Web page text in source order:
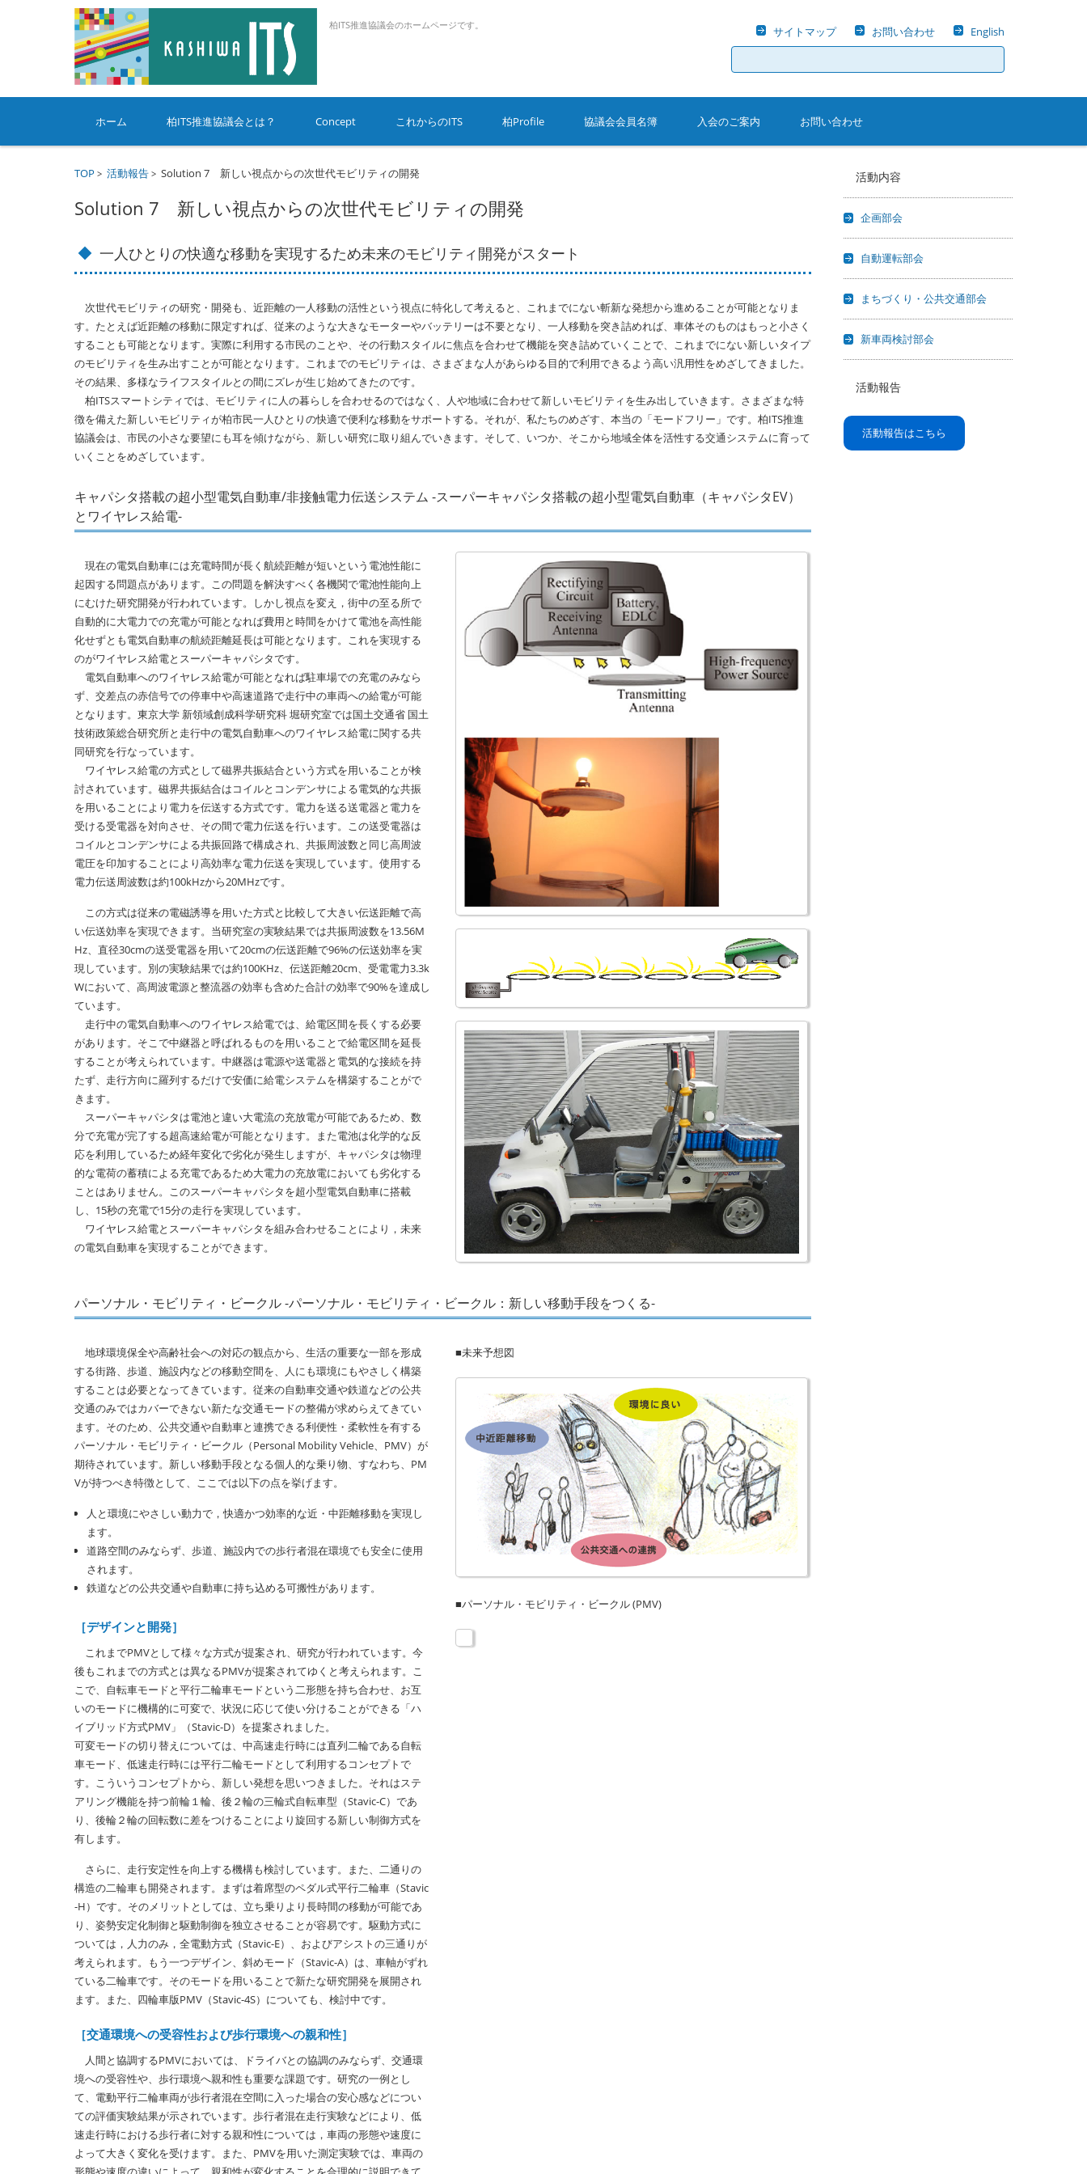
柏ITS推進協議会のホームページです。 サイトマップ お問い合わせ
English
検
索:
コンテンツに移動
ホーム
柏ITS推進協議会とは？ Concept これからのITS 柏Profile 協議会会員名簿 入会のご案内 お問い合わせ
TOP > 活動報告 > Solution 7 新しい視点からの次世代モビリティの開発
Solution 7 新しい視点からの次世代モビリティの開発
一人ひとりの快適な移動を実現するため未来のモビリティ開発がスタート
次世代モビリティの研究・開発も、近距離の一人移動の活性という視点に特化して考えると、これまでにない斬新な発想から進めることが可能となりま
す。たとえば近距離の移動に限定すれば、従来のような大きなモーターやバッテリーは不要となり、一人移動を突き詰めれば、車体そのものはもっと小さく
することも可能となります。実際に利用する市民のことや、その行動スタイルに焦点を合わせて機能を突き詰めていくことで、これまでにない新しいタイプ
のモビリティを生み出すことが可能となります。これまでのモビリティは、さまざまな人があらゆる目的で利用できるよう高い汎用性をめざしてきました。
その結果、多様なライフスタイルとの間にズレが生じ始めてきたのです。
柏ITSスマートシティでは、モビリティに人の暮らしを合わせるのではなく、人や地域に合わせて新しいモビリティを生み出していきます。さまざまな特
徴を備えた新しいモビリティが柏市民一人ひとりの快適で便利な移動をサポートする。それが、私たちのめざす、本当の「モードフリー」です。柏ITS推進
協議会は、市民の小さな要望にも耳を傾けながら、新しい研究に取り組んでいきます。そして、いつか、そこから地域全体を活性する交通システムに育って
いくことをめざしています。
キャパシタ搭載の超小型電気自動車/非接触電力伝送システム -スーパーキャパシタ搭載の超小型電気自動車（キャパシタEV）
とワイヤレス給電-
現在の電気自動車には充電時間が長く航続距離が短いという電池性能に
起因する問題点があります。この問題を解決すべく各機関で電池性能向上
にむけた研究開発が行われています。しかし視点を変え，街中の至る所で
自動的に大電力での充電が可能となれば費用と時間をかけて電池を高性能
化せずとも電気自動車の航続距離延長は可能となります。これを実現する
のがワイヤレス給電とスーパーキャパシタです。
電気自動車へのワイヤレス給電が可能となれば駐車場での充電のみなら
ず、交差点の赤信号での停車中や高速道路で走行中の車両への給電が可能
となります。東京大学 新領域創成科学研究科 堀研究室では国土交通省 国土
技術政策総合研究所と走行中の電気自動車へのワイヤレス給電に関する共
同研究を行なっています。
ワイヤレス給電の方式として磁界共振結合という方式を用いることが検
討されています。磁界共振結合はコイルとコンデンサによる電気的な共振
を用いることにより電力を伝送する方式です。電力を送る送電器と電力を
受ける受電器を対向させ、その間で電力伝送を行います。この送受電器は
コイルとコンデンサによる共振回路で構成され、共振周波数と同じ高周波
電圧を印加することにより高効率な電力伝送を実現しています。使用する
電力伝送周波数は約100kHzから20MHzです。
この方式は従来の電磁誘導を用いた方式と比較して大きい伝送距離で高
い伝送効率を実現できます。当研究室の実験結果では共振周波数を13.56M
Hz、直径30cmの送受電器を用いて20cmの伝送距離で96%の伝送効率を実
現しています。別の実験結果では約100KHz、伝送距離20cm、受電電力3.3k
Wにおいて、高周波電源と整流器の効率も含めた合計の効率で90%を達成し
ています。
走行中の電気自動車へのワイヤレス給電では、給電区間を長くする必要
があります。そこで中継器と呼ばれるものを用いることで給電区間を延長
することが考えられています。中継器は電源や送電器と電気的な接続を持
たず、走行方向に羅列するだけで安価に給電システムを構築することがで
きます。
スーパーキャパシタは電池と違い大電流の充放電が可能であるため、数
分で充電が完了する超高速給電が可能となります。また電池は化学的な反
応を利用しているため経年変化で劣化が発生しますが、キャパシタは物理
的な電荷の蓄積による充電であるため大電力の充放電においても劣化する
ことはありません。このスーパーキャパシタを超小型電気自動車に搭載
し、15秒の充電で15分の走行を実現しています。
ワイヤレス給電とスーパーキャパシタを組み合わせることにより，未来
の電気自動車を実現することができます。
パーソナル・モビリティ・ビークル -パーソナル・モビリティ・ビークル：新しい移動手段をつくる-
地球環境保全や高齢社会への対応の観点から、生活の重要な一部を形成
する街路、歩道、施設内などの移動空間を、人にも環境にもやさしく構築
することは必要となってきています。従来の自動車交通や鉄道などの公共
交通のみではカバーできない新たな交通モードの整備が求めらえてきてい
ます。そのため、公共交通や自動車と連携できる利便性・柔軟性を有する
パーソナル・モビリティ・ビークル（Personal Mobility Vehicle、PMV）が
期待されています。新しい移動手段となる個人的な乗り物、すなわち、PM
Vが持つべき特徴として、ここでは以下の点を挙げます。
人と環境にやさしい動力で，快適かつ効率的な近・中距離移動を実現し
ます。
道路空間のみならず、歩道、施設内での歩行者混在環境でも安全に使用
されます。
鉄道などの公共交通や自動車に持ち込める可搬性があります。
［デザインと開発］
これまでPMVとして様々な方式が提案され、研究が行われています。今
後もこれまでの方式とは異なるPMVが提案されてゆくと考えられます。こ
こで、自転車モードと平行二輪車モードという二形態を持ち合わせ、お互
いのモードに機構的に可変で、状況に応じて使い分けることができる「ハ
イブリッド方式PMV」（Stavic-D）を提案されました。
可変モードの切り替えについては、中高速走行時には直列二輪である自転
車モード、低速走行時には平行二輪モードとして利用するコンセプトで
す。こういうコンセプトから、新しい発想を思いつきました。それはステ
アリング機能を持つ前輪１輪、後２輪の三輪式自転車型（Stavic-C）であ
り、後輪２輪の回転数に差をつけることにより旋回する新しい制御方式を
有します。
さらに、走行安定性を向上する機構も検討しています。また、二通りの
構造の二輪車も開発されます。まずは着席型のペダル式平行二輪車（Stavic
-H）です。そのメリットとしては、立ち乗りより長時間の移動が可能であ
り、姿勢安定化制御と駆動制御を独立させることが容易です。駆動方式に
ついては，人力のみ，全電動方式（Stavic-E）、およびアシストの三通りが
考えられます。もう一つデザイン、斜めモード（Stavic-A）は、車軸がずれ
ている二輪車です。そのモードを用いることで新たな研究開発を展開され
ます。また、四輪車版PMV（Stavic-4S）についても、検討中です。
［交通環境への受容性および歩行環境への親和性］
人間と協調するPMVにおいては、ドライバとの協調のみならず、交通環
境への受容性や、歩行環境へ親和性も重要な課題です。研究の一例とし
て、電動平行二輪車両が歩行者混在空間に入った場合の安心感などについ
ての評価実験結果が示されでいます。歩行者混在走行実験などにより、低
速走行時における歩行者に対する親和性については，車両の形態や速度に
よって大きく変化を受けます。また、PMVを用いた測定実験では、車両の
■未来予想図
■パーソナル・モビリティ・ビークル (PMV)
活動内容
企画部会
自動運転部会
まちづくり・公共交通部会
新車両検討部会
活動報告
活動報告はこちら